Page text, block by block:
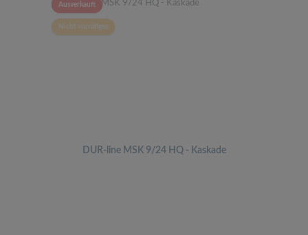
Ausverkauft
Nicht vorrätiges
DUR-line MSK 9/24 HQ - Kaskade